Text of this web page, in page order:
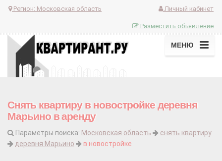
Регион: Московская область Личный кабинет
Разместить объявление
МЕНЮ
Снять квартиру в новостройке деревня
Марьино в аренду
Параметры поиска: Московская область
снять квартиру
деревня Марьино
в новостройке